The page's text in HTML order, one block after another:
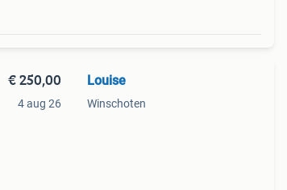
€ 250,00
4 aug 26
Louise
Winschoten